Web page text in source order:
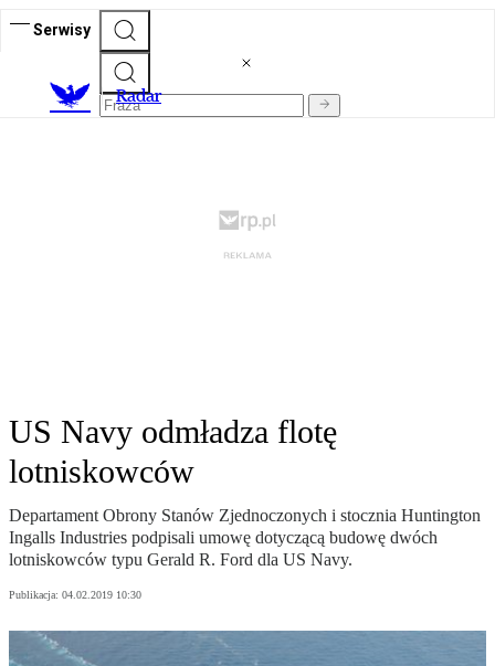
Serwisy
Radar
US Navy odmładza flotę
lotniskowców
Departament Obrony Stanów Zjednoczonych i stocznia Huntington
Ingalls Industries podpisali umowę dotyczącą budowę dwóch
lotniskowców typu Gerald R. Ford dla US Navy.
Publikacja: 04.02.2019 10:30